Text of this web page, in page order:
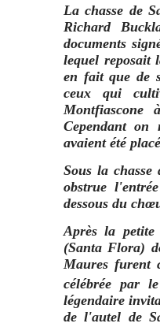
La chasse de
Richard
documents
lequel reposait
en fait que de
ceux qui
Montfiascone
Cependant on
avaient été
Sous la
obstrue
dessous du
Après la
(Santa Flora)
Maures furent
célébrée par
légendaire
de l'autel de